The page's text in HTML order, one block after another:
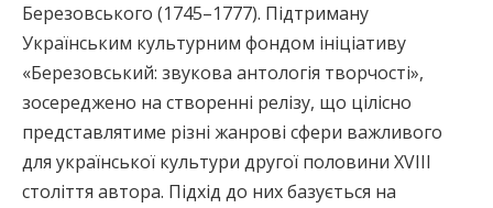
Березовського (1745–1777). Підтриману
Українським культурним фондом ініціативу
«Березовський: звукова антологія творчості»,
зосереджено на створенні релізу, що цілісно
представлятиме різні жанрові сфери важливого
для української культури другої половини XVIII
століття автора. Підхід до них базується на